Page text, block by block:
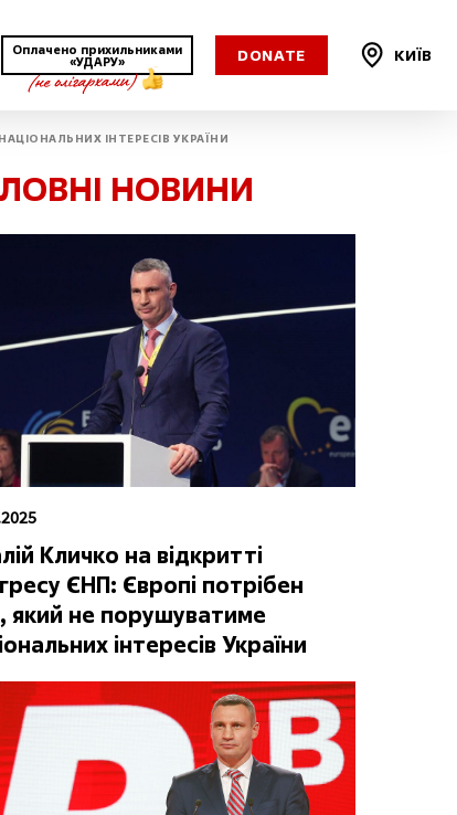
Оплачено прихильниками
«УДАРУ» DONATE КИЇВ
Харківська
Херсонська
Хмельницька
Черкаська
Чернівецька
Чернігівська
ІНТЕРЕСІВ УКРАЇНИ
НОВИНИ
Кличко на відкритті
ЄНП: Європі потрібен
який не порушуватиме
інтересів України